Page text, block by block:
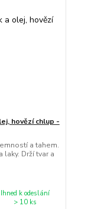
hovězí chlup -
a tahem.
Drží tvar a
Ihned k odeslání
> 10 ks